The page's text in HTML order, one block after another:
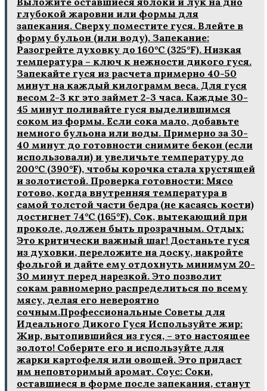
глубокой жаровни или формы для
запекания. Сверху поместите гуся. Влейте в
форму бульон (или воду). Запекание:
Разогрейте духовку до 160°C (325°F). Низкая
температура – ключ к нежности дикого гуся.
Запекайте гуся из расчета примерно 40-50
минут на каждый килограмм веса. Для гуся
весом 2-3 кг это займет 2-3 часа. Каждые 30-
45 минут поливайте гуся выделившимся
соком из формы. Если сока мало, добавьте
немного бульона или воды. Примерно за 30-
40 минут до готовности снимите бекон (если
использовали) и увеличьте температуру до
200°C (390°F), чтобы корочка стала хрустящей
и золотистой. Проверка готовности: Мясо
готово, когда внутренняя температура в
самой толстой части бедра (не касаясь кости)
достигнет 74°C (165°F). Сок, вытекающий при
проколе, должен быть прозрачным. Отдых:
Это критически важный шаг! Достаньте гуся
из духовки, переложите на доску, накройте
фольгой и дайте ему отдохнуть минимум 20-
30 минут перед нарезкой. Это позволит
сокам равномерно распределиться по всему
мясу, делая его невероятно
сочным.Профессиональные Советы для
Идеального Дикого Гуся Используйте жир:
Жир, вытопившийся из гуся, – это настоящее
золото! Соберите его и используйте для
жарки картофеля или овощей. Это придаст
им неповторимый аромат. Соус: Соки,
оставшиеся в форме после запекания, станут